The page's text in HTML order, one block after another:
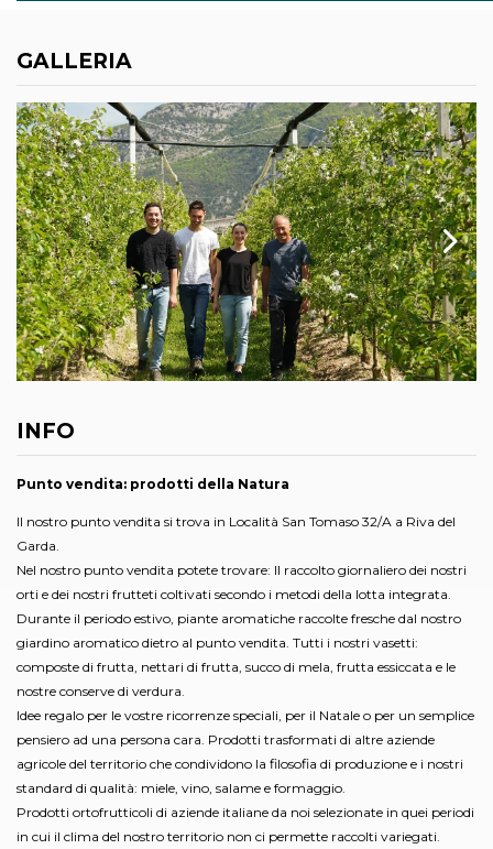
GALLERIA
INFO
Punto vendita: prodotti della Natura
Il nostro punto vendita si trova in Località San Tomaso 32/A a Riva del
Garda.
Nel nostro punto vendita potete trovare: Il raccolto giornaliero dei nostri
orti e dei nostri frutteti coltivati secondo i metodi della lotta integrata.
Durante il periodo estivo, piante aromatiche raccolte fresche dal nostro
giardino aromatico dietro al punto vendita. Tutti i nostri vasetti:
composte di frutta, nettari di frutta, succo di mela, frutta essiccata e le
nostre conserve di verdura.
Idee regalo per le vostre ricorrenze speciali, per il Natale o per un semplice
pensiero ad una persona cara. Prodotti trasformati di altre aziende
agricole del territorio che condividono la filosofia di produzione e i nostri
standard di qualità: miele, vino, salame e formaggio.
Prodotti ortofrutticoli di aziende italiane da noi selezionate in quei periodi
in cui il clima del nostro territorio non ci permette raccolti variegati.